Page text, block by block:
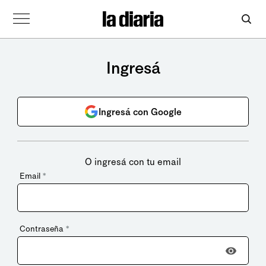
Ingresá
Ingresá con Google
O ingresá con tu email
Email *
Contraseña *